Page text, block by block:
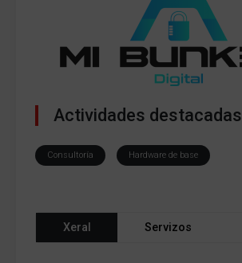
Actividades destacadas
Consultoría Hardware de base
Xeral Servizos